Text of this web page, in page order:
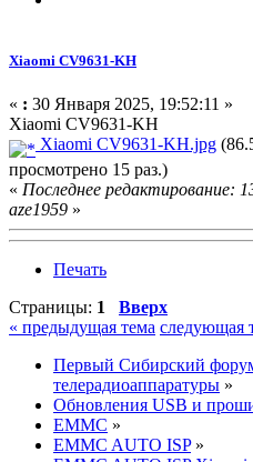
Xiaomi CV9631-KH
« : 30 Января 2025, 19:52:11 »
Xiaomi CV9631-KH
Xiaomi CV9631-KH.jpg
просмотрено 15 раз.)
« Последнее редактирование:
aze1959 »
Печать
Страницы: 1
Вверх
« предыдущая тема следующая
Первый Сибирский
телерадиоаппаратуры »
Обновления USB и
EMMC »
EMMC AUTO ISP»